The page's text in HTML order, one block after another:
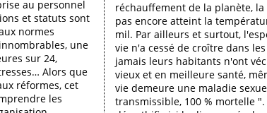
au personnel
et statuts sont
normes
une
sur 24,
Alors que
réformes, cet
les
réchauffement de la planète, la
pas encore atteint la
mil. Par ailleurs et surtout,
vie n'a cessé de croître dans
jamais leurs habitants n'ont
vieux et en meilleure santé,
vie demeure une maladie
transmissible, 100 % mortelle